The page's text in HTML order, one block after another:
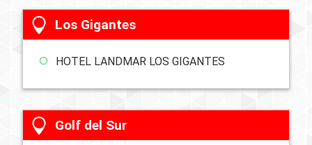
Los Gigantes
HOTEL LANDMAR LOS GIGANTES
Golf del Sur